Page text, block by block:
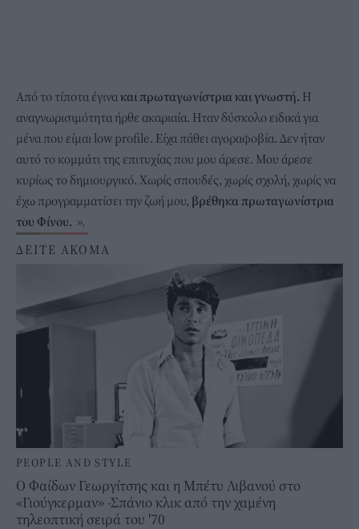
Από το τίποτα έγινακαι πρωταγωνίστρια και γνωστή. Η
αναγνωρισιμότητα ήρθε ακαριαία. Ηταν δύσκολο ειδικά για
μένα που είμαι low profile. Eίχα πάθει αγοραφοβία. Δεν ήταν
αυτό το κομμάτι της επιτυχίας που μου άρεσε. Μου άρεσε
κυρίως το δημιουργικό. Χωρίς σπουδές, χωρίς σχολή, χωρίς να
έχω προγραμματίσει την ζωή μου, βρέθηκα πρωταγωνίστρια
του Φίνου. ».
ΔΕΙΤΕ ΑΚΟΜΑ
PEOPLE AND STYLE
Ο Φαίδων Γεωργίτσης και η Μπέτυ Λιβανού στο
«Γιούγκερμαν» -Σπάνιο κλικ από την χαμένη
τηλεοπτική σειρά του '70